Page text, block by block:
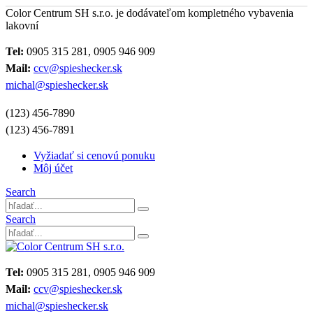
Color Centrum SH s.r.o. je dodávateľom kompletného vybavenia
lakovní
Tel: 0905 315 281, 0905 946 909
Mail: ccv@spieshecker.sk
michal@spieshecker.sk
(123) 456-7890
(123) 456-7891
Vyžiadať si cenovú ponuku
Môj účet
Search
Search
Tel: 0905 315 281, 0905 946 909
Mail: ccv@spieshecker.sk
michal@spieshecker.sk